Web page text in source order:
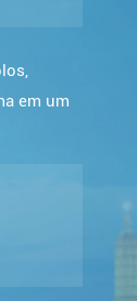
em um